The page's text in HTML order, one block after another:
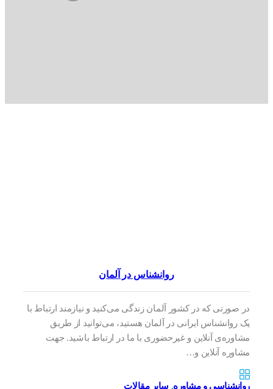
روانشناس در آلمان
در صورتی که در کشور آلمان زندگی می‌کنید و نیازمند ارتباط با
یک روانشناس ایرانی در آلمان هستید، می‌توانید از طریق
مشاوره‌ی آنلاین و غیرحضوری با ما در ارتباط باشید. جهت
مشاوره آنلاین و…
روانشناسی و مشاوره,سایر مقالات